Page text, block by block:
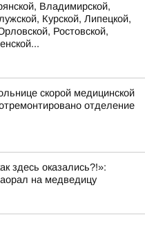
Владимирской,
Курской, Липецкой,
Ростовской,
скорой медицинской
отделение
здесь оказались?!»:
на медведицу